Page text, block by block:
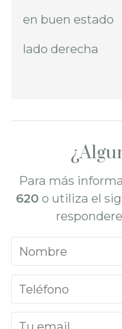
en buen estado
lado derecha
Para más
620 o utiliza el